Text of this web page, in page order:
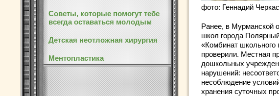
Советы, которые помогут тебе
всегда оставаться молодым
Детская неотложная хирургия
Ментопластика
фото: Геннадий
Ранее, в Мурманской
школ города
«Комбинат школьного
проверили. Местная
дошкольных
нарушений:
несоблюдение
хранения суточных